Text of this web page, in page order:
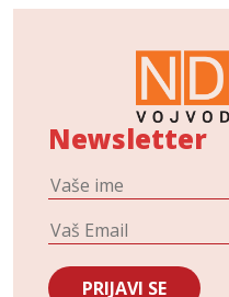
Newsletter